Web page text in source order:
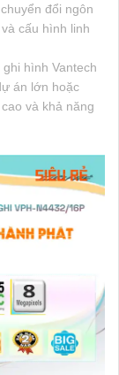
đổi ngôn
cấu hình linh
ghi hình Vantech
án lớn hoặc
và khả năng